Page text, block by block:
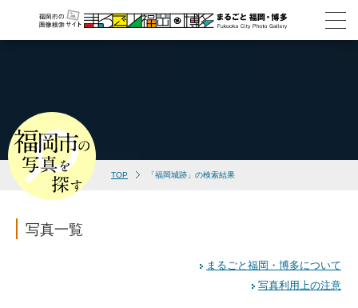
TOP 「福岡城跡」の検索結果
写真一覧
まるごと福岡・博多について
写真利用上の注意